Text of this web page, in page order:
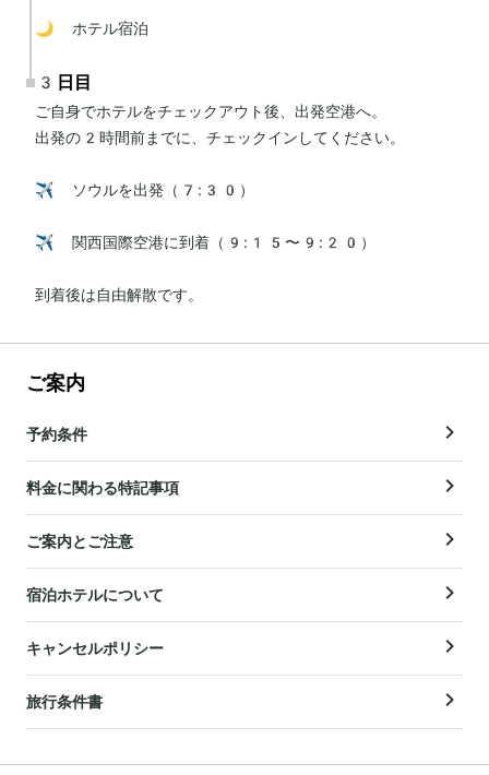
🌙 ホテル宿泊
3日目
ご自身でホテルをチェックアウト後、出発空港へ。
出発の2時間前までに、チェックインしてください。
✈️ ソウルを出発（7:30）
✈️ 関西国際空港に到着（9:15〜9:20）
到着後は自由解散です。
ご案内
予約条件
料金に関わる特記事項
ご案内とご注意
宿泊ホテルについて
キャンセルポリシー
旅行条件書